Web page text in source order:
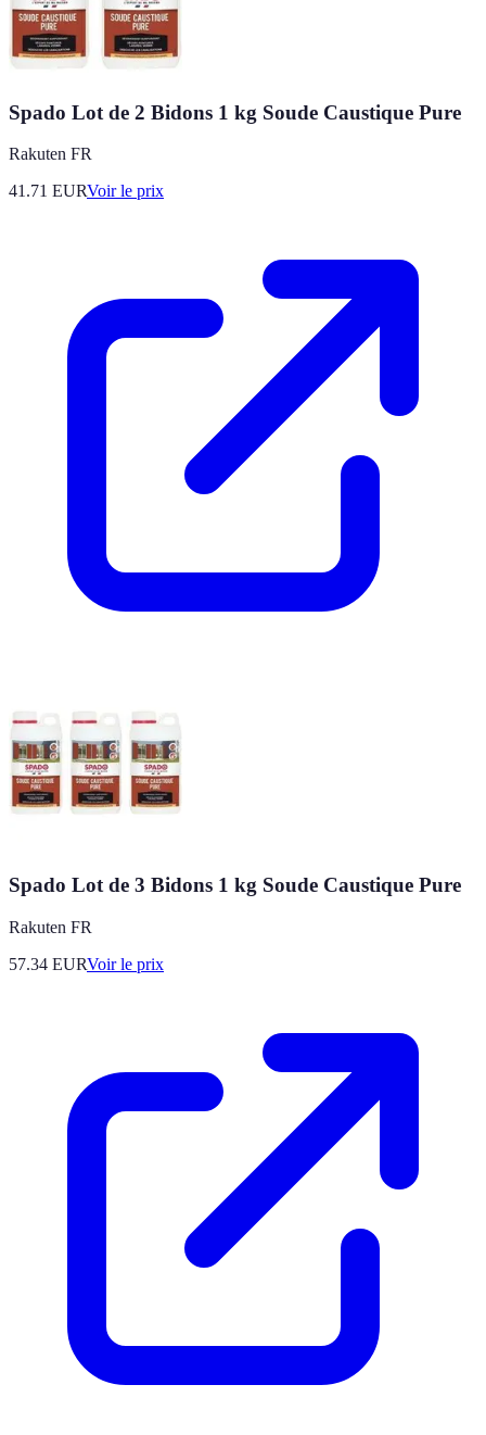
Spado Lot de 2 Bidons 1 kg Soude Caustique Pure
Rakuten FR
41.71 EURVoir le prix
Spado Lot de 3 Bidons 1 kg Soude Caustique Pure
Rakuten FR
57.34 EURVoir le prix